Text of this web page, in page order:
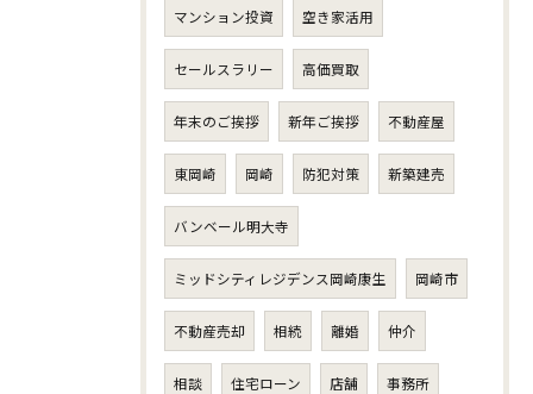
マンション投資 空き家活用
セールスラリー 高価買取
年末のご挨拶 新年ご挨拶 不動産屋
東岡崎 岡崎 防犯対策 新築建売
バンベール明大寺
ミッドシティレジデンス岡崎康生 岡崎市
不動産売却 相続 離婚 仲介
相談 住宅ローン 店舗 事務所